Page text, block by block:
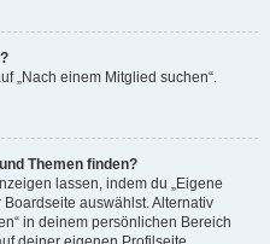
„Nach einem Mitglied suchen“.
Themen finden?
lassen, indem du „Eigene
auswählst. Alternativ
in deinem persönlichen Bereich